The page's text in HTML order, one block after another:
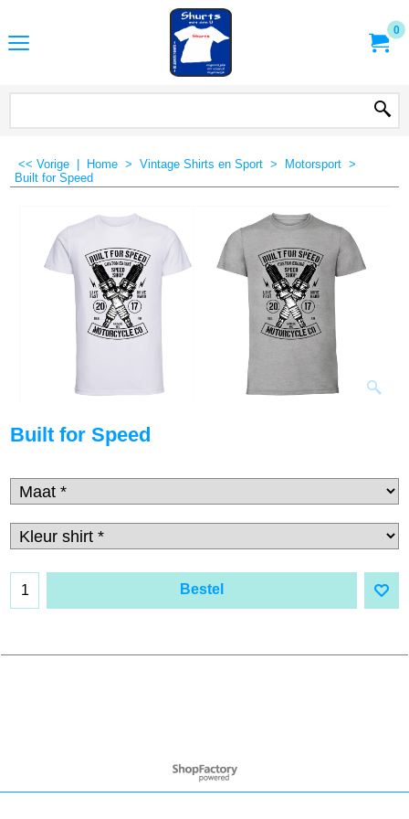
0
<< Vorige Home > Vintage Shirts en Sport > Motorsport >
Built for Speed
Built for Speed
Bestel
Webwinkel gemaakt met
ShopFactory webwinkel